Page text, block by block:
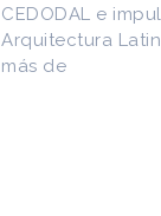
Entre los
figuran la